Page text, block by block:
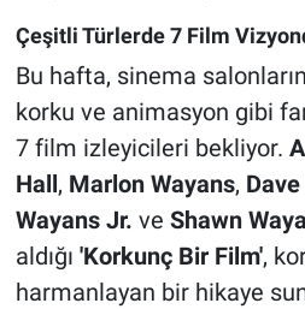
Çeşitli Türlerde 7 Film
Bu hafta, sinema
korku ve animasyon gibi
7 film izleyicileri bekliyor.
Hall, Marlon Wayans,
Wayans Jr. ve Shawn
aldığı 'Korkunç Bir Film',
harmanlayan bir hikaye